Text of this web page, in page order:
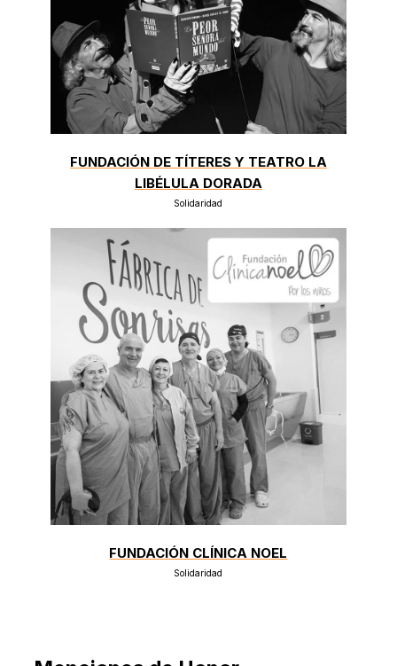
FUNDACIÓN DE TÍTERES Y TEATRO LA
LIBÉLULA DORADA
Solidaridad
FUNDACIÓN CLÍNICA NOEL
Solidaridad